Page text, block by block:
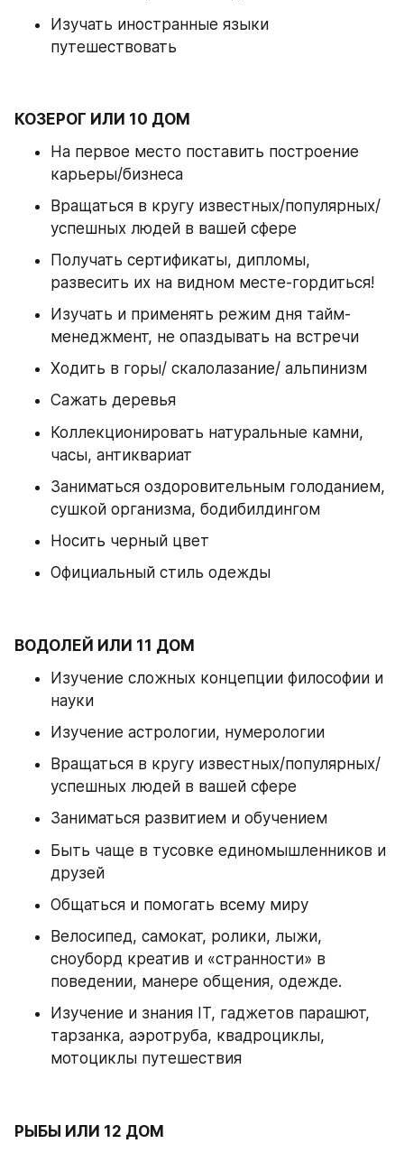
Изучать иностранные языки
путешествовать
КОЗЕРОГ ИЛИ 10 ДОМ
На первое место поставить построение
карьеры/бизнеса
Вращаться в кругу известных/популярных/
успешных людей в вашей сфере
Получать сертификаты, дипломы,
развесить их на видном месте-гордиться!
Изучать и применять режим дня тайм-
менеджмент, не опаздывать на встречи
Ходить в горы/ скалолазание/ альпинизм
Сажать деревья
Коллекционировать натуральные камни,
часы, антиквариат
Заниматься оздоровительным голоданием,
сушкой организма, бодибилдингом
Носить черный цвет
Официальный стиль одежды
ВОДОЛЕЙ ИЛИ 11 ДОМ
Изучение сложных концепции философии и
науки
Изучение астрологии, нумерологии
Вращаться в кругу известных/популярных/
успешных людей в вашей сфере
Заниматься развитием и обучением
Быть чаще в тусовке единомышленников и
друзей
Общаться и помогать всему миру
Велосипед, самокат, ролики, лыжи,
сноуборд креатив и «странности» в
поведении, манере общения, одежде.
Изучение и знания IT, гаджетов парашют,
тарзанка, аэротруба, квадроциклы,
мотоциклы путешествия
РЫБЫ ИЛИ 12 ДОМ